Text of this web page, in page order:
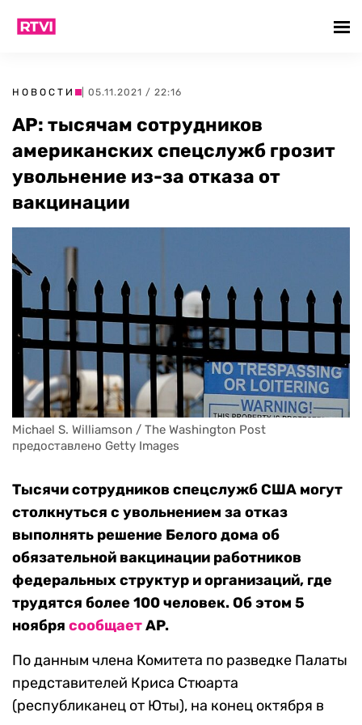
НОВОСТИ | 05.11.2021 / 22:16
AP: тысячам сотрудников
американских спецслужб грозит
увольнение из-за отказа от
вакцинации
Michael S. Williamson / The Washington Post
предоставлено Getty Images
Тысячи сотрудников спецслужб США могут
столкнуться с увольнением за отказ
выполнять решение Белого дома об
обязательной вакцинации работников
федеральных структур и организаций, где
трудятся более 100 человек. Об этом 5
ноября сообщаетАP.
По данным члена Комитета по разведке Палаты
представителей Криса Стюарта
(республиканец от Юты), на конец октября в